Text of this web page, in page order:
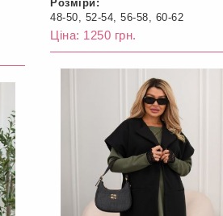
Розміри:
48-50, 52-54, 56-58, 60-62
Ціна: 1250 грн.